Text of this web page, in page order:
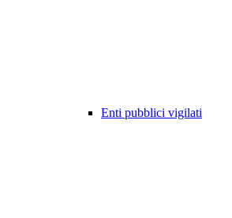
Enti pubblici vigilati